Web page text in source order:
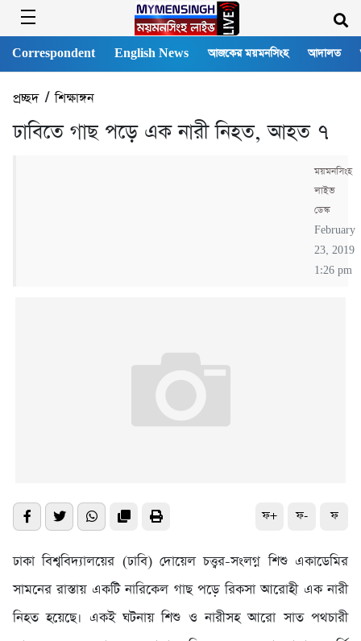
Correspondent English News আজকের ময়মনসিংহ আদালত
প্রচ্ছদ/শিক্ষাঙ্গন
ঢা‌বিতে গাছ প‌ড়ে এক নারী নিহত, আহত ৭
ময়মনসিংহ
লাইভ
ডেস্ক
February
23, 2019
1:26 pm
ফ+ ফ- ফ
ঢাকা বিশ্ববিদ্যাল‌য়ের (ঢা‌বি) দোয়েল চত্ত্বর-সংলগ্ন শিশু একাডেমির
সামনের রাস্তায় একটি নারিকেল গাছ পড়ে রিকসা আরোহী এক নারী
নিহত হয়েছে। একই ঘটনায় শিশু ও নারীসহ আরো সাত পথচারী